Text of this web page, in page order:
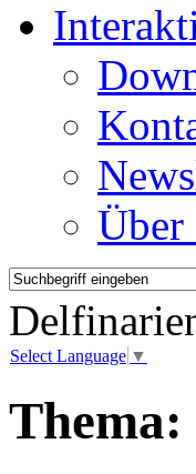
Über
Select Language ▼
Thema: